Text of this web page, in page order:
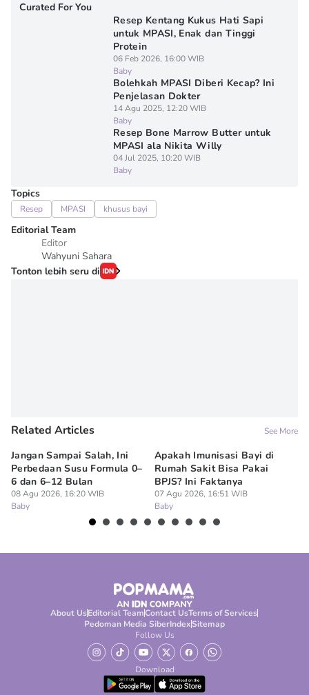
Curated For You
Resep Kentang Kukus Hati Sapi
untuk MPASI, Enak dan Tinggi
Protein
06 Feb 2026, 16:00 WIB
Baby
Bolehkah MPASI Diberi Kecap? Ini
Penjelasan Dokter
14 Agu 2025, 12:20 WIB
Baby
Resep Bone Marrow Butter untuk
MPASI ala Nikita Willy
04 Jul 2025, 10:20 WIB
Baby
Topics
Resep MPASI khusus bayi
Editorial Team
Editor
Wahyuni Sahara
Tonton lebih seru di
Related Articles See More
Jangan Sampai Salah, Ini
Perbedaan Susu Formula 0–
6 dan 6–12 Bulan
08 Agu 2026, 16:20 WIB
Baby
Apakah Imunisasi Bayi di
Rumah Sakit Bisa Pakai
BPJS? Ini Faktanya
07 Agu 2026, 16:51 WIB
Baby
About UsEditorial TeamContact UsTerms of Services
Pedoman Media SiberIndexSitemap
Follow Us
Download